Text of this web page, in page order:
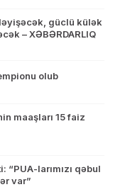
güclü külək
– XƏBƏRDARLIQ
olub
maaşları 15 faiz
larımızı qəbul
var”